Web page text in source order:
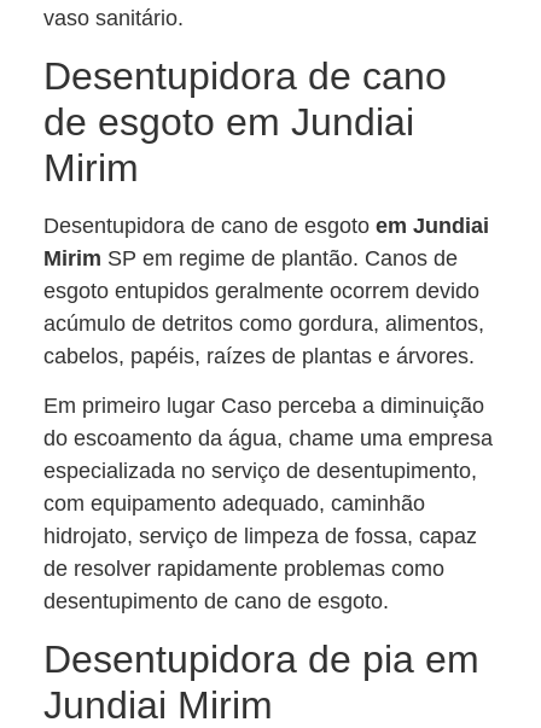
vaso sanitário.
Desentupidora de cano
de esgoto em Jundiai
Mirim
Desentupidora de cano de esgoto em Jundiai
Mirim SP em regime de plantão. Canos de
esgoto entupidos geralmente ocorrem devido
acúmulo de detritos como gordura, alimentos,
cabelos, papéis, raízes de plantas e árvores.
Em primeiro lugar Caso perceba a diminuição
do escoamento da água, chame uma empresa
especializada no serviço de desentupimento,
com equipamento adequado, caminhão
hidrojato, serviço de limpeza de fossa, capaz
de resolver rapidamente problemas como
desentupimento de cano de esgoto.
Desentupidora de pia em
Jundiai Mirim